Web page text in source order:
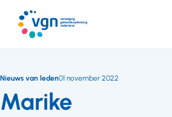
naar
hoofdinhoud
Marike
Nieuws van leden01 november 2022